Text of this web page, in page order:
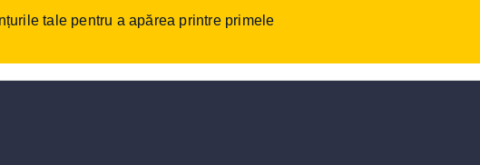
tale pentru a apărea printre primele